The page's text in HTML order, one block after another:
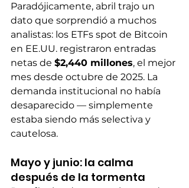
Paradójicamente, abril trajo un
dato que sorprendió a muchos
analistas: los ETFs spot de Bitcoin
en EE.UU. registraron entradas
netas de $2,440 millones, el mejor
mes desde octubre de 2025. La
demanda institucional no había
desaparecido — simplemente
estaba siendo más selectiva y
cautelosa.
Mayo y junio: la calma
después de la tormenta